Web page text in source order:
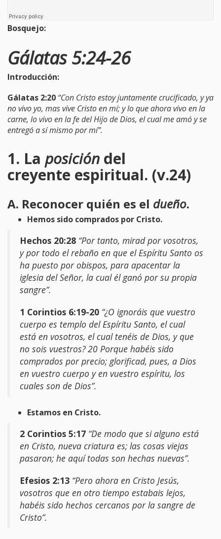
Bosquejo:
Gálatas 5:24-26
Introducción:
Gálatas 2:20 “Con Cristo estoy juntamente crucificado, y ya
no vivo yo, mas vive Cristo en mí; y lo que ahora vivo en la
carne, lo vivo en la fe del Hijo de Dios, el cual me amó y se
entregó a sí mismo por mí”.
1. La posición del
creyente espiritual. (v.24)
A. Reconocer quién es el dueño.
Hemos sido comprados por Cristo.
Hechos 20:28 “Por tanto, mirad por vosotros,
y por todo el rebaño en que el Espíritu Santo os
ha puesto por obispos, para apacentar la
iglesia del Señor, la cual él ganó por su propia
sangre”.
1 Corintios 6:19-20 “¿O ignoráis que vuestro
cuerpo es templo del Espíritu Santo, el cual
está en vosotros, el cual tenéis de Dios, y que
no sois vuestros? 20 Porque habéis sido
comprados por precio; glorificad, pues, a Dios
en vuestro cuerpo y en vuestro espíritu, los
cuales son de Dios”.
Estamos en Cristo.
2 Corintios 5:17 “De modo que si alguno está
en Cristo, nueva criatura es; las cosas viejas
pasaron; he aquí todas son hechas nuevas”.
Efesios 2:13 “Pero ahora en Cristo Jesús,
vosotros que en otro tiempo estabais lejos,
habéis sido hechos cercanos por la sangre de
Cristo”.